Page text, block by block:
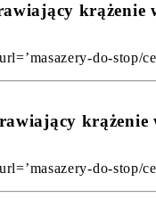
do-stop/
krążenie
do-stop/